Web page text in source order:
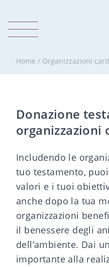
Home / Organizzazioni
Donazione
organizzazioni
Includendo le
tuo testamento,
valori e i tuoi
anche dopo la tua
organizzazioni
il benessere degli
dell’ambiente. Dai
importante alla